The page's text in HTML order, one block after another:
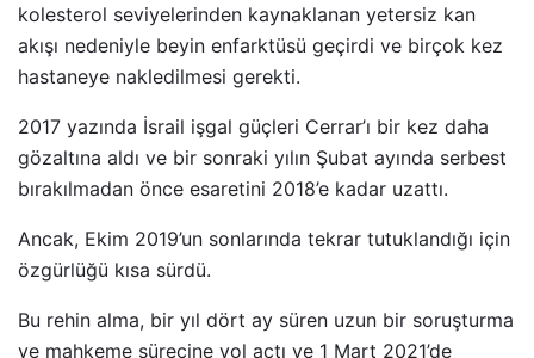
kolesterol seviyelerinden kaynaklanan yetersiz kan
akışı nedeniyle beyin enfarktüsü geçirdi ve birçok kez
hastaneye nakledilmesi gerekti.
2017 yazında İsrail işgal güçleri Cerrar’ı bir kez daha
gözaltına aldı ve bir sonraki yılın Şubat ayında serbest
bırakılmadan önce esaretini 2018’e kadar uzattı.
Ancak, Ekim 2019’un sonlarında tekrar tutuklandığı için
özgürlüğü kısa sürdü.
Bu rehin alma, bir yıl dört ay süren uzun bir soruşturma
ve mahkeme sürecine yol açtı ve 1 Mart 2021’de